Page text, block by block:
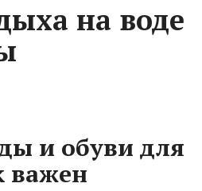
на воде
и обуви для
важен